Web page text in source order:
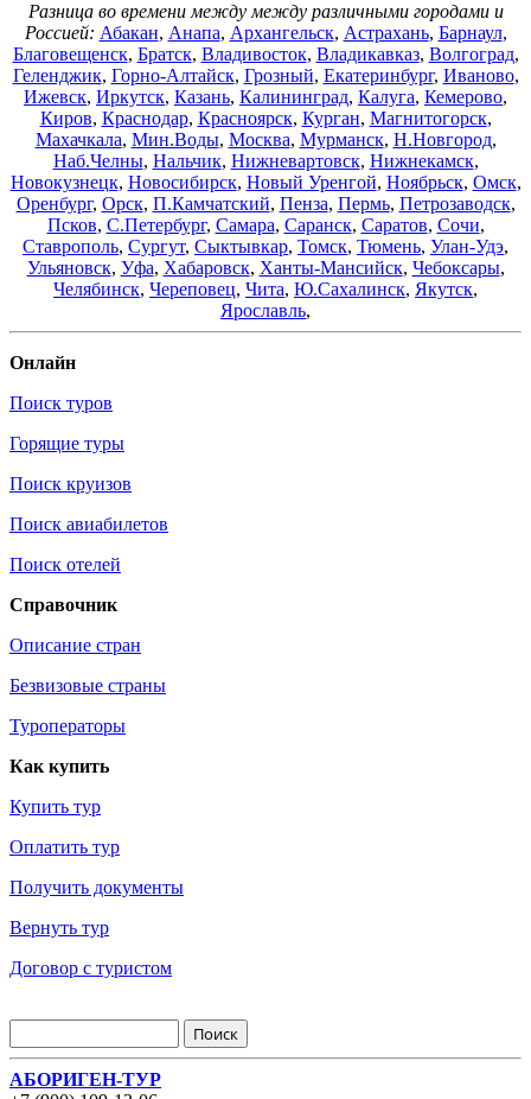
Разница во времени между между различными городами и
Россией: Абакан, Анапа, Архангельск, Астрахань, Барнаул,
Благовещенск, Братск, Владивосток, Владикавказ, Волгоград,
Геленджик, Горно-Алтайск, Грозный, Екатеринбург, Иваново,
Ижевск, Иркутск, Казань, Калининград, Калуга, Кемерово,
Киров, Краснодар, Красноярск, Курган, Магнитогорск,
Махачкала, Мин.Воды, Москва, Мурманск, Н.Новгород,
Наб.Челны, Нальчик, Нижневартовск, Нижнекамск,
Новокузнецк, Новосибирск, Новый Уренгой, Ноябрьск, Омск,
Оренбург, Орск, П.Камчатский, Пенза, Пермь, Петрозаводск,
Псков, С.Петербург, Самара, Саранск, Саратов, Сочи,
Ставрополь, Сургут, Сыктывкар, Томск, Тюмень, Улан-Удэ,
Ульяновск, Уфа, Хабаровск, Ханты-Мансийск, Чебоксары,
Челябинск, Череповец, Чита, Ю.Сахалинск, Якутск,
Ярославль,
Онлайн
Поиск туров
Горящие туры
Поиск круизов
Поиск авиабилетов
Поиск отелей
Справочник
Описание стран
Безвизовые страны
Туроператоры
Как купить
Купить тур
Оплатить тур
Получить документы
Вернуть тур
Договор с туристом
АБОРИГЕН-ТУР